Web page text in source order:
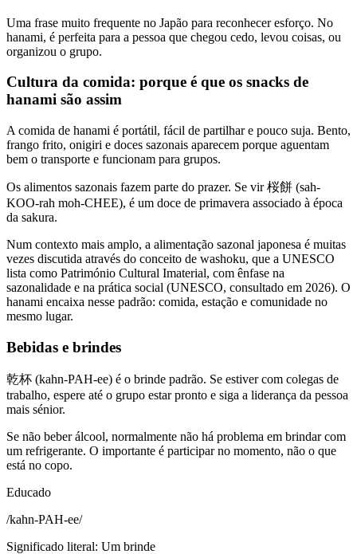
Uma frase muito frequente no Japão para reconhecer esforço. No
hanami, é perfeita para a pessoa que chegou cedo, levou coisas, ou
organizou o grupo.
Cultura da comida: porque é que os snacks de
hanami são assim
A comida de hanami é portátil, fácil de partilhar e pouco suja. Bento,
frango frito, onigiri e doces sazonais aparecem porque aguentam
bem o transporte e funcionam para grupos.
Os alimentos sazonais fazem parte do prazer. Se vir 桜餅 (sah-
KOO-rah moh-CHEE), é um doce de primavera associado à época
da sakura.
Num contexto mais amplo, a alimentação sazonal japonesa é muitas
vezes discutida através do conceito de washoku, que a UNESCO
lista como Património Cultural Imaterial, com ênfase na
sazonalidade e na prática social (UNESCO, consultado em 2026). O
hanami encaixa nesse padrão: comida, estação e comunidade no
mesmo lugar.
Bebidas e brindes
乾杯 (kahn-PAH-ee) é o brinde padrão. Se estiver com colegas de
trabalho, espere até o grupo estar pronto e siga a liderança da pessoa
mais sénior.
Se não beber álcool, normalmente não há problema em brindar com
um refrigerante. O importante é participar no momento, não o que
está no copo.
Educado
/kahn-PAH-ee/
Significado literal: Um brinde